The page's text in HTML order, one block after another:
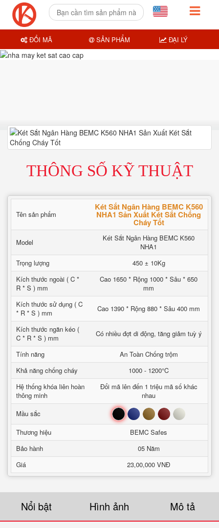
THÔNG SỐ KỸ THUẬT
Tên sản phẩm
Két Sắt Ngân Hàng BEMC K560
NHA1 Sản Xuất Két Sắt Chống
Cháy Tốt
Model
Két Sắt Ngân Hàng BEMC K560
NHA1
Trọng lượng
450 ± 10Kg
Kích thước ngoài ( C *
R * S ) mm
Cao 1650 * Rộng 1000 * Sâu * 650
mm
Kích thước sử dụng ( C
* R * S ) mm
Cao 1390 * Rộng 880 * Sâu 400 mm
Kích thước ngăn kéo (
C * R * S ) mm
Có nhiều đợt di động, tăng giảm tuỳ ý
Tính năng
An Toàn Chống trộm
Khả năng chống cháy
1000 - 1200°C
Hệ thống khóa liên hoàn
thông minh
Đổi mã lên đến 1 triệu mã số khác
nhau
Mầu sắc
Đen Xanh Nâu Đỏ Trắng
Thương hiệu
BEMC Safes
Bảo hành
05 Năm
Giá
23,00,000 VNĐ
Nổi bật Hình ảnh Mô tả
ĐỔI MÃ SẢN PHẨM ĐẠI LÝ